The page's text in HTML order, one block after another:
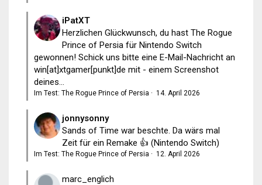
iPatXT
Herzlichen Glückwunsch, du hast The Rogue
Prince of Persia für Nintendo Switch
gewonnen! Schick uns bitte eine E-Mail-Nachricht an
win[at]xtgamer[punkt]de mit - einem Screenshot
deines...
Im Test: The Rogue Prince of Persia · 14. April 2026
jonnysonny
Sands of Time war beschte. Da wärs mal
Zeit für ein Remake 👍 (Nintendo Switch)
Im Test: The Rogue Prince of Persia · 12. April 2026
marc_englich